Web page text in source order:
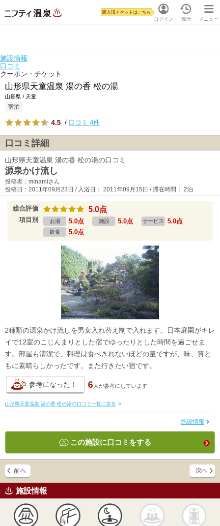
ログイン
購入済チケットはこちら
履歴 メニュー
施設情報
口コミ
クーポン・チケット
山形県天童温泉 湯の香 松の湯
山形県 / 天童
宿泊
4.5 / 口コミ 4件
口コミ詳細
山形県天童温泉 湯の香 松の湯の口コミ
源泉かけ流し
投稿者：minamiさん
投稿日：2011年09月23日 / 入浴日： 2011年09月15日 / 滞在時間： 2泊
総合評価 5.0点
項目別 お湯 5.0点 施設 5.0点 サービス 5.0点
飲食 5.0点
2種類の源泉かけ流しを男女入れ替え制で入れます。日本庭園がキレ
イで12室のこじんまりとした宿でゆったりとした時間を過ごせま
す。部屋も清潔で、料理は食べきれないほどの量ですが、味、質と
もに素晴らしかったです。また行きたい宿です。
参考になった！ 6 人が参考にしています
山形県天童温泉 湯の香 松の湯の口コミ一覧に戻る >
施設情報
この施設に口コミをする
施設情報
かけ流し 露天風呂 貸切風呂